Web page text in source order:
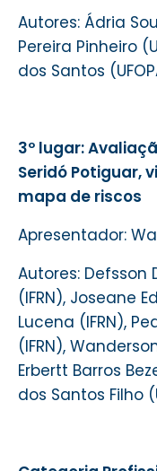
Autores: Ádria
Pereira Pinheiro (
dos Santos (
3º lugar:
Seridó Potiguar,
mapa de riscos
Apresentador:
Autores: Defsson
(IFRN), Joseane
Lucena (IFRN),
(IFRN),
Erbertt Barros
dos Santos Filho